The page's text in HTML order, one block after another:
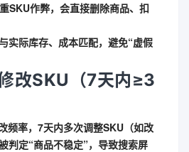
作弊，会直接删除商品、扣
实际库存、成本匹配，避免“虚假
改SKU（7天内≥3
频率，7天内多次调整SKU（如改
判定“商品不稳定”，导致搜索屏